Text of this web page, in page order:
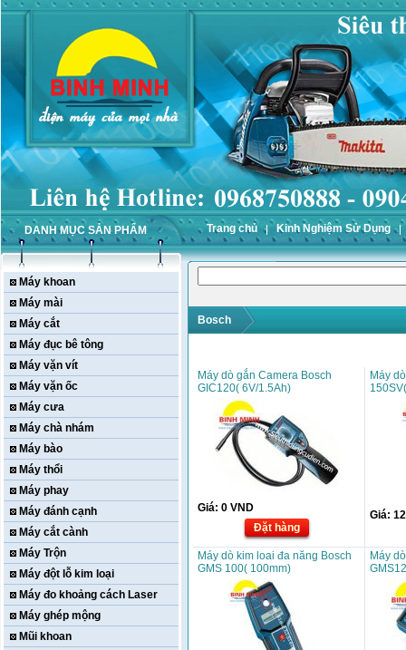
DANH MỤC SẢN PHẨM Trang chủ Kinh Nghiệm Sử Dụng
Máy khoan
Máy mài
Máy cắt
Máy đục bê tông
Máy vặn vít
Máy vặn ốc
Máy cưa
Máy chà nhám
Máy bào
Máy thổi
Máy phay
Máy đánh cạnh
Máy cắt cành
Máy Trộn
Máy đột lỗ kim loại
Máy đo khoảng cách Laser
Máy ghép mộng
Mũi khoan
Bosch
Máy dò gắn Camera Bosch
GIC120( 6V/1.5Ah)
Giá: 0 VND
Đặt hàng
Máy
Giá:
Máy dò kim loai đa năng Bosch
GMS 100( 100mm)
Máy